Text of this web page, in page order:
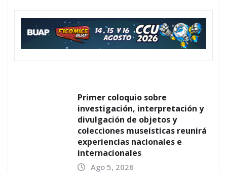
Primer coloquio sobre
investigación, interpretación y
divulgación de objetos y
colecciones museísticas reunirá
experiencias nacionales e
internacionales
Ago 5, 2026